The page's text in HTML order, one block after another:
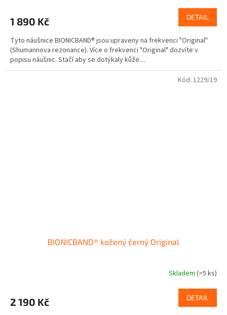
je
z
5
hvězdiček.
1 890 Kč DETAIL
Tyto náušnice BIONICBAND® jsou upraveny na frekvenci "Original"
(Shumannova rezonance). Více o frekvenci "Original" dozvíte v
popisu náušnic. Stačí aby se dotýkaly kůže....
BIONICBAND® kožený černý Original
je
Skladem(>5 ks)
2 190 Kč DETAIL
Kód: 1229/19